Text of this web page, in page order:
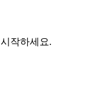
작하세요.